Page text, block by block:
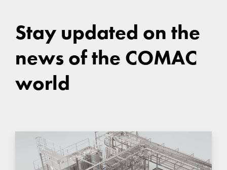
Stay updated on the
news of the COMAC
world